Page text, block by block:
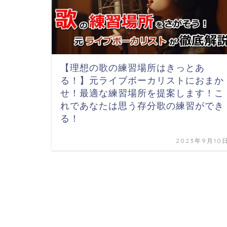
【理想の歌の練習場所はきっとあ
る！】元ライブボーカリストにおまか
せ！最適な練習場所を提案します！こ
れであなたは思う存分歌の練習ができ
る！
2023年9月10